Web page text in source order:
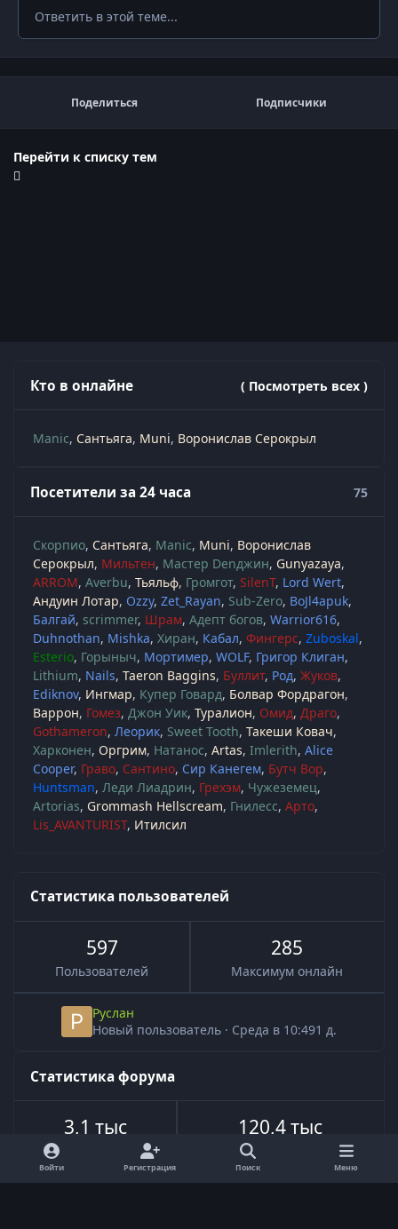
Ответить в этой теме...
Поделиться Подписчики
Перейти к списку тем
Кто в онлайне ( Посмотреть всех )
Manic Сантьяга Muni Воронислав Серокрыл
Посетители за 24 часа 75
Скорпио Сантьяга Manic Muni Воронислав
Серокрыл Мильтен Мастер Denджин Gunyazaya
ARROM Averbu Тьяльф Громгот SilenT Lord Wert
Андуин Лотар Ozzy Zet_Rayan Sub-Zero BoJl4apuk
Балгай scrimmer Шрам Адепт богов Warrior616
Duhnothan Mishka Хиран Кабал Фингерс Zuboskal
Esterio Горыныч Мортимер WOLF Григор Клиган
Lithium Nails Taeron Baggins Буллит Род Жуков
Ediknov Ингмар Купер Говард Болвар Фордрагон
Варрон Гомез Джон Уик Туралион Омид Драго
Gothameron Леорик Sweet Tooth Такеши Ковач
Харконен Оргрим Натанос Artas Imlerith Alice
Cooper Граво Сантино Сир Канегем Бутч Вор
Huntsman Леди Лиадрин Грехэм Чужеземец
Artorias Grommash Hellscream Гнилесс Арто
Lis_AVANTURIST Итилсил
Статистика пользователей
597
Пользователей
285
Максимум онлайн
Руслан
Новый пользователь · Среда в 10:491 д.
Статистика форума
3,1 тыс
Всего сообщений
120,4 тыс
Войти Регистрация Поиск Меню